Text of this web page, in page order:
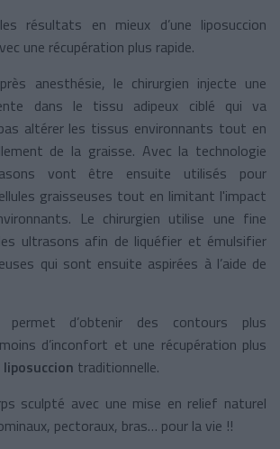
les résultats en mieux d’une liposuccion
une récupération plus rapide.
anesthésie, le chirurgien injecte une
dans le tissu adipeux ciblé qui va
altérer les tissus environnants tout en
de la graisse. Avec la technologie
vont être ensuite utilisés pour
graisseuses tout en limitant l'impact
Le chirurgien utilise une fine
ultrasons afin de liquéfier et émulsifier
qui sont ensuite aspirées à l’aide de
permet d’obtenir des contours plus
d’inconfort et une récupération plus
liposuccion traditionnelle.
sculpté avec une mise en relief naturel
pectoraux, bras… pour la vie !!